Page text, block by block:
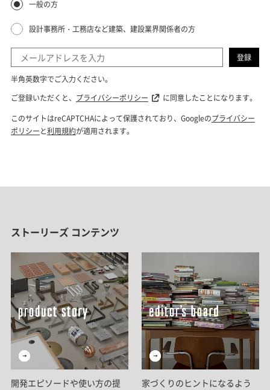
ストーリーズ コンテンツ
開発エピソードや使い方の提
家づくりのヒントになるよう